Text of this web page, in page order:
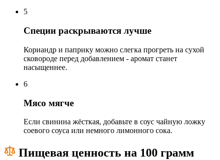
5
Специи раскрываются лучше
Кориандр и паприку можно слегка прогреть на сухой
сковороде перед добавлением - аромат станет
насыщеннее.
6
Мясо мягче
Если свинина жёсткая, добавьте в соус чайную ложку
соевого соуса или немного лимонного сока.
Пищевая ценность на 100 грамм